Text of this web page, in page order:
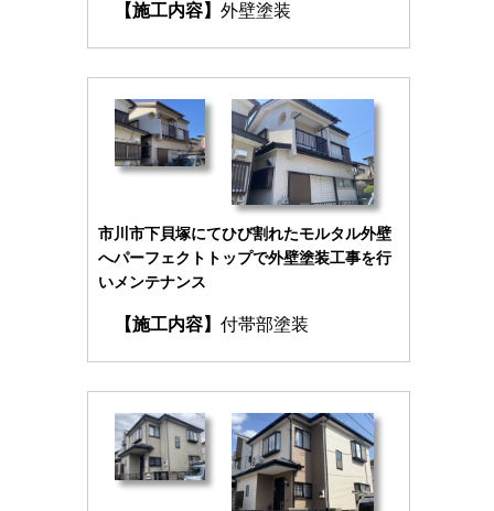
【施工内容】 外壁塗装
市川市下貝塚にてひび割れたモルタル外壁
へパーフェクトトップで外壁塗装工事を行
いメンテナンス
【施工内容】 付帯部塗装